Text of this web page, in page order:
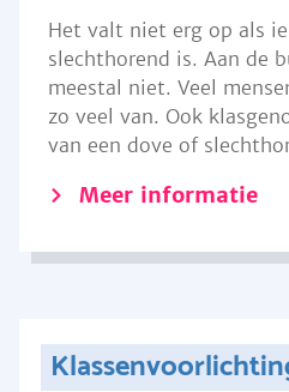
Het valt niet erg op als
slechthorend is. Aan de
meestal niet. Veel
zo veel van. Ook
van een dove of
Meer informatie